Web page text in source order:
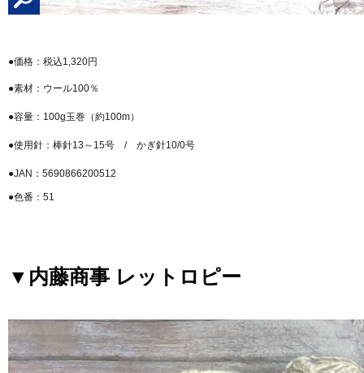
●価格：税込1,320円
●素材：ウール100％
●容量：100g玉巻（約100m）
●使用針：棒針13～15号 / かぎ針10/0号
●JAN：5690866200512
●色番：51
▼内藤商事 レットロピー